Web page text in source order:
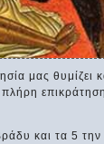
μας θυμίζει
και τα 5